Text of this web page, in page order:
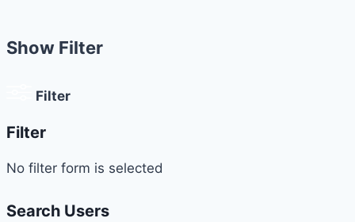
Show Filter
Filter
Filter
No filter form is selected
Search Users